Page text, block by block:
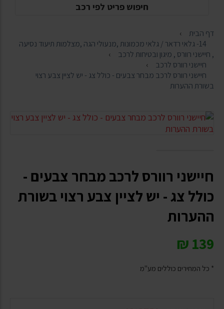
חיפוש פריט לפי רכב
דף הבית
14- גלאי רדאר / גלאי מכמונות ,מנעולי הגה ,מצלמות תיעוד נסיעה
, חיישני רוורס , מיגון ובטיחות לרכב
חיישני רוורס לרכב
חיישני רוורס לרכב מבחר צבעים - כולל צג - יש לציין צבע רצוי
בשורת ההערות
חיישני רוורס לרכב מבחר צבעים -
כולל צג - יש לציין צבע רצוי בשורת
ההערות
139
₪
* כל המחירים כוללים מע"מ